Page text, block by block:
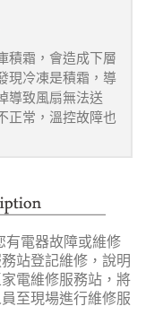
積霜，會造成下層
現冷凍是積霜，導
導致風扇無法送
正常，溫控故障也
有電器故障或維修
站登記維修，說明
電維修服務站，將
至現場進行維修服